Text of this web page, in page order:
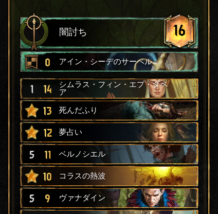
闇討ち 16
0 アイン・シーデのサーベル
1 14
シムラス・フィン・エプ・ダベ
ア
13 死んだふり
12 夢占い
5 11 ベルノシエル
10 コラスの熱波
5 9 ヴァナダイン